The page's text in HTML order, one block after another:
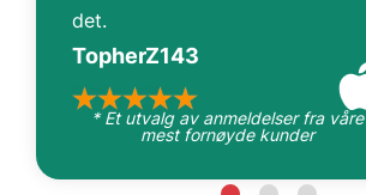
det.
TopherZ143
* Et utvalg av anmeldelser fra våre
mest fornøyde kunder